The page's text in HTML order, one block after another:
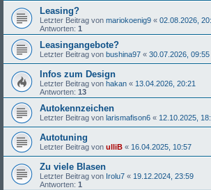
Leasing?
Letzter Beitrag von mariokoenig9 « 02.08.2026,
Antworten: 1
Leasingangebote?
Letzter Beitrag von bushina97 « 30.07.2026, 09:55
Infos zum Design
Letzter Beitrag von hakan « 13.04.2026, 20:21
Antworten: 13
Autokennzeichen
Letzter Beitrag von larismafison6 « 12.10.2025,
Autotuning
Letzter Beitrag von ulliB « 16.04.2025, 10:57
Zu viele Blasen
Letzter Beitrag von Irolu7 « 19.12.2024, 23:59
Antworten: 1